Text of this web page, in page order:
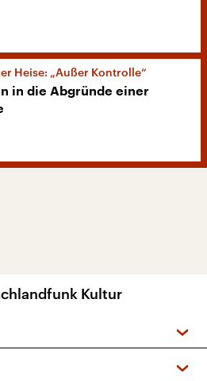
Heise: „Außer Kontrolle“
in die Abgründe einer
Kultur